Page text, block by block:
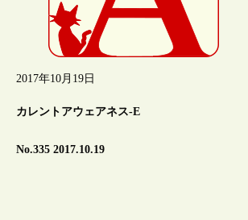
2017年10月19日
カレントアウェアネス-E
No.335 2017.10.19